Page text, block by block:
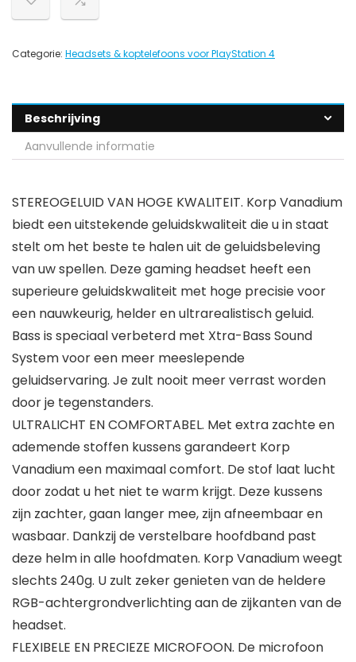
Categorie: Headsets & koptelefoons voor PlayStation 4
Beschrijving
Aanvullende informatie
STEREOGELUID VAN HOGE KWALITEIT. Korp Vanadium
biedt een uitstekende geluidskwaliteit die u in staat
stelt om het beste te halen uit de geluidsbeleving
van uw spellen. Deze gaming headset heeft een
superieure geluidskwaliteit met hoge precisie voor
een nauwkeurig, helder en ultrarealistisch geluid.
Bass is speciaal verbeterd met Xtra-Bass Sound
System voor een meer meeslepende
geluidservaring. Je zult nooit meer verrast worden
door je tegenstanders.
ULTRALICHT EN COMFORTABEL. Met extra zachte en
ademende stoffen kussens garandeert Korp
Vanadium een maximaal comfort. De stof laat lucht
door zodat u het niet te warm krijgt. Deze kussens
zijn zachter, gaan langer mee, zijn afneembaar en
wasbaar. Dankzij de verstelbare hoofdband past
deze helm in alle hoofdmaten. Korp Vanadium weegt
slechts 240g. U zult zeker genieten van de heldere
RGB-achtergrondverlichting aan de zijkanten van de
headset.
FLEXIBELE EN PRECIEZE MICROFOON. De microfoon